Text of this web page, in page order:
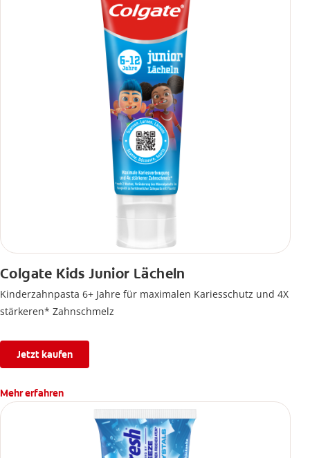
Colgate Kids Junior Lächeln
Kinderzahnpasta 6+ Jahre für maximalen Kariesschutz und 4X
stärkeren* Zahnschmelz
Jetzt kaufen
Mehr erfahren